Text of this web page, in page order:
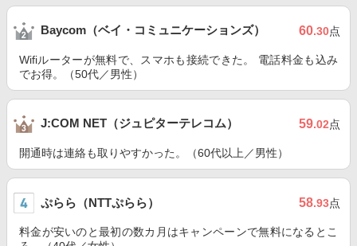
Baycom（ベイ・コミュニケーションズ） 60.30点
Wifiルーターが無料で、スマホも接続できた。 電話料金も込み
でお得。（50代／男性）
J:COM NET（ジュピターテレコム） 59.02点
開通時は連絡も取りやすかった。（60代以上／男性）
ぷらら（NTTぷらら） 58.93点
料金が安いのと最初の数カ月はキャンペーンで無料になるとこ